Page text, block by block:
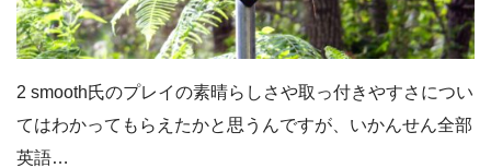
2 smooth氏のプレイの素晴らしさや取っ付きやすさについ
てはわかってもらえたかと思うんですが、いかんせん全部
英語…